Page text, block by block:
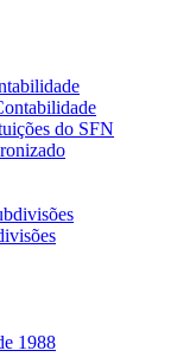
do SFN
1988